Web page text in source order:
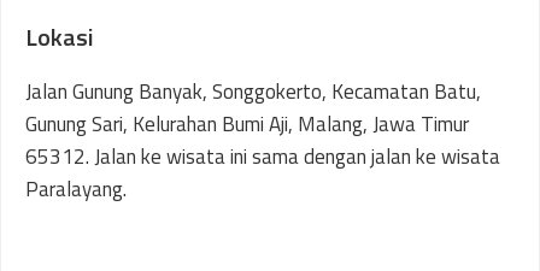
Lokasi
Jalan Gunung Banyak, Songgokerto, Kecamatan Batu,
Gunung Sari, Kelurahan Bumi Aji, Malang, Jawa Timur
65312. Jalan ke wisata ini sama dengan jalan ke wisata
Paralayang.